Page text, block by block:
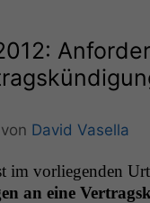
von David Vasella
im vor­liegen­den
an eine